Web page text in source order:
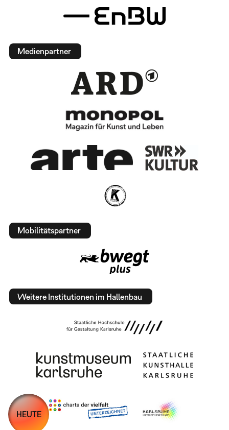
Medienpartner
Mobilitätspartner
Weitere Institutionen im Hallenbau
HEUTE